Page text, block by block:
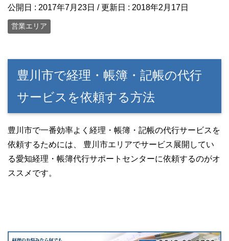
公開日 : 2017年7月23日 / 更新日 : 2018年2月17日
営業エリア
豊川市で経理・帳簿・記帳の代行
サービスを依頼する方法
豊川市で一番効率よく経理・帳簿・記帳の代行サービスを
依頼するためには、 豊川市エリアでサービス展開してい
る愛知経理・帳簿代行サポートセンターに依頼するのがオ
ススメです。